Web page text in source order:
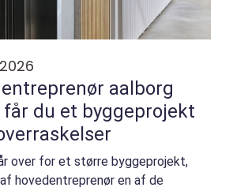
aalborg
får du et byggeprojekt
over for et større byggeprojekt,
hovedentreprenør en af de